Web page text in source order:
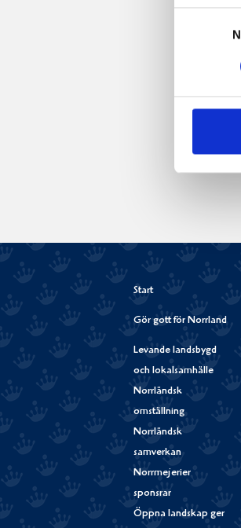
Start
Gör gott för Norrland
Levande landsbygd
och lokalsamhälle
Norrländsk
omställning
Norrländsk
samverkan
Norrmejerier
sponsrar
Öppna landskap ger